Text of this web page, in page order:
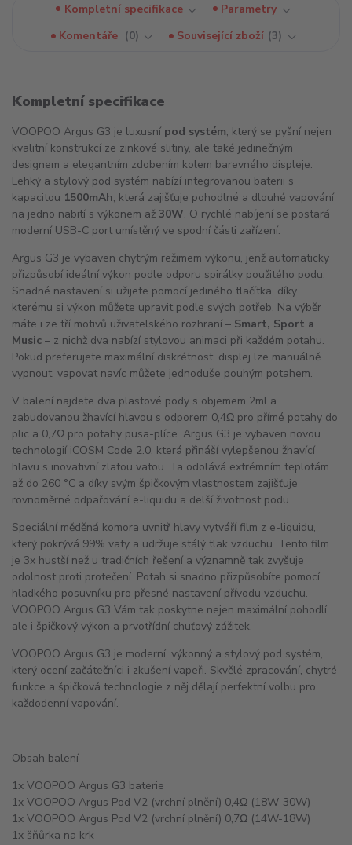
Kompletní specifikace
Parametry
Komentáře
0 Související zboží 3
Kompletní specifikace
VOOPOO Argus G3 je luxusní pod systém, který se pyšní nejen
kvalitní konstrukcí ze zinkové slitiny, ale také jedinečným
designem a elegantním zdobením kolem barevného displeje.
Lehký a stylový pod systém nabízí integrovanou baterii s
kapacitou 1500mAh, která zajišťuje pohodlné a dlouhé vapování
na jedno nabití s výkonem až 30W. O rychlé nabíjení se postará
moderní USB-C port umístěný ve spodní části zařízení.
Argus G3 je vybaven chytrým režimem výkonu, jenž automaticky
přizpůsobí ideální výkon podle odporu spirálky použitého podu.
Snadné nastavení si užijete pomocí jediného tlačítka, díky
kterému si výkon můžete upravit podle svých potřeb. Na výběr
máte i ze tří motivů uživatelského rozhraní – Smart, Sport a
Music – z nichž dva nabízí stylovou animaci při každém potahu.
Pokud preferujete maximální diskrétnost, displej lze manuálně
vypnout, vapovat navíc můžete jednoduše pouhým potahem.
V balení najdete dva plastové pody s objemem 2ml a
zabudovanou žhavící hlavou s odporem 0,4Ω pro přímé potahy do
plic a 0,7Ω pro potahy pusa-plíce. Argus G3 je vybaven novou
technologií iCOSM Code 2.0, která přináší vylepšenou žhavící
hlavu s inovativní zlatou vatou. Ta odolává extrémním teplotám
až do 260 °C a díky svým špičkovým vlastnostem zajišťuje
rovnoměrné odpařování e-liquidu a delší životnost podu.
Speciální měděná komora uvnitř hlavy vytváří film z e-liquidu,
který pokrývá 99% vaty a udržuje stálý tlak vzduchu. Tento film
je 3x hustší než u tradičních řešení a významně tak zvyšuje
odolnost proti protečení. Potah si snadno přizpůsobíte pomocí
hladkého posuvníku pro přesné nastavení přívodu vzduchu.
VOOPOO Argus G3 Vám tak poskytne nejen maximální pohodlí,
ale i špičkový výkon a prvotřídní chuťový zážitek.
VOOPOO Argus G3 je moderní, výkonný a stylový pod systém,
který ocení začátečníci i zkušení vapeři. Skvělé zpracování, chytré
funkce a špičková technologie z něj dělají perfektní volbu pro
každodenní vapování.
Obsah balení
1x VOOPOO Argus G3 baterie
1x VOOPOO Argus Pod V2 (vrchní plnění) 0,4Ω (18W-30W)
1x VOOPOO Argus Pod V2 (vrchní plnění) 0,7Ω (14W-18W)
1x šňůrka na krk